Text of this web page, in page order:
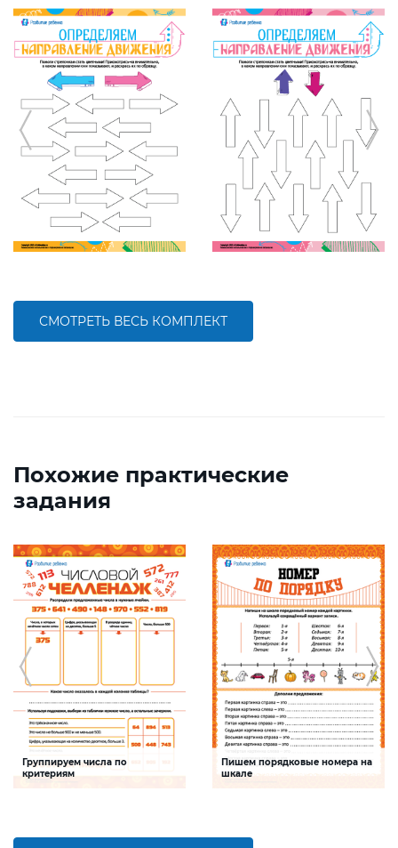
СМОТРЕТЬ ВЕСЬ КОМПЛЕКТ
Похожие практические
задания
Группируем числа по
критериям
Пишем порядковые номера на
шкале
работать с числами первого десятка